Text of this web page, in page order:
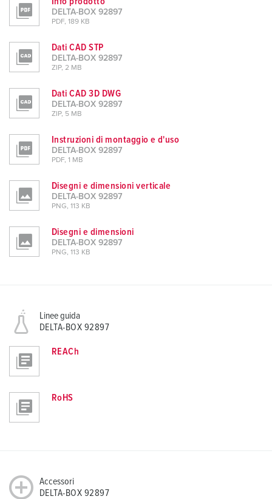
DELTA-BOX 92897
PDF, 189 KB
Dati CAD STP
DELTA-BOX 92897
ZIP, 2 MB
Dati CAD 3D DWG
DELTA-BOX 92897
ZIP, 5 MB
Instruzioni di montaggio e d'uso
DELTA-BOX 92897
PDF, 1 MB
Disegni e dimensioni verticale
DELTA-BOX 92897
PNG, 113 KB
Disegni e dimensioni
DELTA-BOX 92897
PNG, 113 KB
Linee guida
DELTA-BOX 92897
REACh
RoHS
Accessori
DELTA-BOX 92897